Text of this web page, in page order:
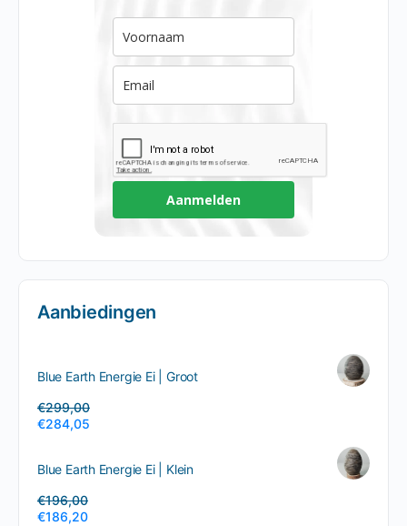
Aanmelden
Aanbiedingen
Blue Earth Energie Ei | Groot
€299,00
€284,05
Blue Earth Energie Ei | Klein
€196,00
€186,20